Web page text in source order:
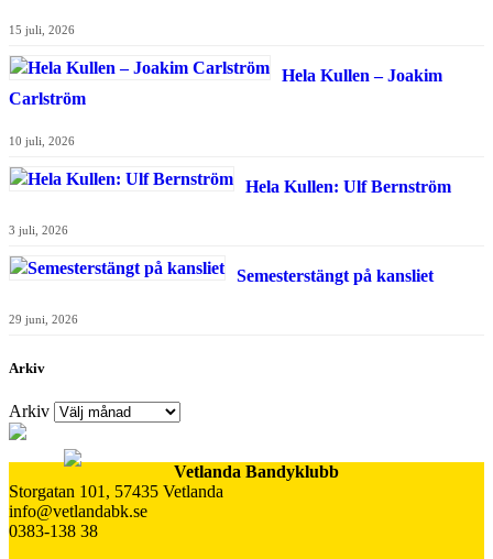
15 juli, 2026
Hela Kullen – Joakim
Carlström
10 juli, 2026
Hela Kullen: Ulf Bernström
3 juli, 2026
Semesterstängt på kansliet
29 juni, 2026
Arkiv
Arkiv
Vetlanda Bandyklubb
Storgatan 101, 57435 Vetlanda
info@vetlandabk.se
0383-138 38